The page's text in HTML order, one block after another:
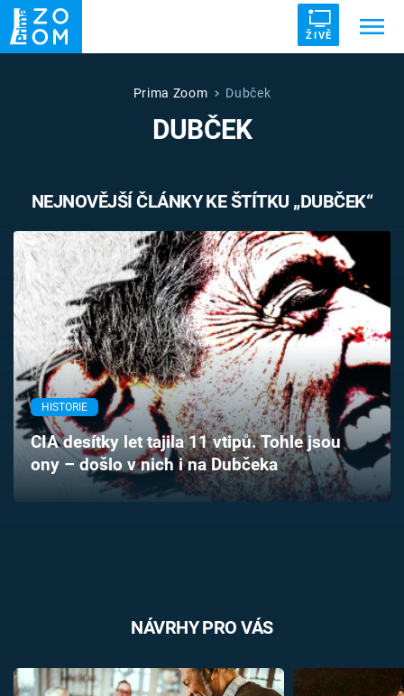
ŽIVĚ
UFO DRUHÁ SVĚTOVÁ VÁLKA
VETŘELCI DÁVNOVĚKU
Témata
Témata
Pořady
TV Program
Časopis
Sledujte prima+
Prima Zoom Dubček
DUBČEK
NEJNOVĚJŠÍ ČLÁNKY KE ŠTÍTKU „DUBČEK“
HISTORIE
CIA desítky let tajila 11 vtipů. Tohle jsou
ony – došlo v nich i na Dubčeka
NÁVRHY PRO VÁS